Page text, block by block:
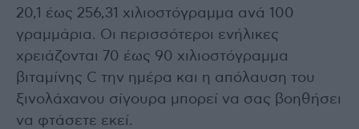
20,1 έως 256,31 χιλιοστόγραμμα ανά 100
γραμμάρια. Οι περισσότεροι ενήλικες
χρειάζονται 70 έως 90 χιλιοστόγραμμα
βιταμίνης C την ημέρα και η απόλαυση του
ξινολάχανου σίγουρα μπορεί να σας βοηθήσει
να φτάσετε εκεί.